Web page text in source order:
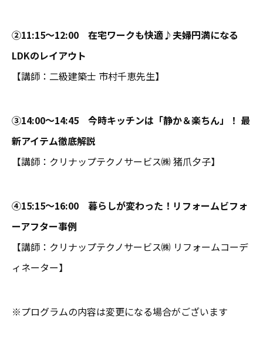
②11:15～12:00 在宅ワークも快適♪夫婦円満になる
LDKのレイアウト
【講師：二級建築士 市村千恵先生】
③14:00～14:45 今時キッチンは「静か＆楽ちん」！ 最
新アイテム徹底解説
【講師：クリナップテクノサービス㈱ 猪爪夕子】
④15:15～16:00 暮らしが変わった！リフォームビフォ
ーアフター事例
【講師：クリナップテクノサービス㈱ リフォームコーデ
ィネーター】
※プログラムの内容は変更になる場合がございます